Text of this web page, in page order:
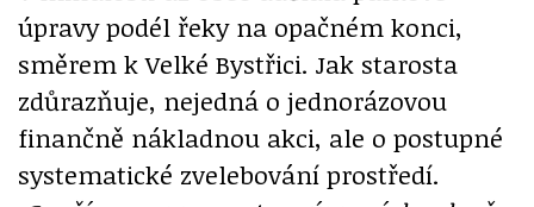
úpravy podél řeky na opačném konci,
směrem k Velké Bystřici. Jak starosta
zdůrazňuje, nejedná o jednorázovou
finančně nákladnou akci, ale o postupné
systematické zvelebování prostředí.